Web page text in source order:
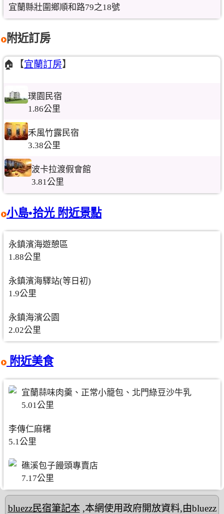
宜蘭縣壯圍鄉順和路79之18號
附近訂房
🏠【宜蘭訂房】
璞園民宿
1.86公里
禾風竹露民宿
3.38公里
波卡拉渡假會館
3.81公里
小島•拾光 附近景點
永鎮濱海遊憩區
1.88公里
永鎮濱海驛站(等日初)
1.9公里
永鎮海濱公園
2.02公里
附近美食
宜蘭蒜味肉羹、正常小籠包、北門綠豆沙牛乳
5.01公里
李傳仁麻糬
5.1公里
礁溪包子饅頭專賣店
7.17公里
bluezz民宿筆記本,本網使用政府開放資料,由bluezz